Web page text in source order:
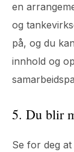
en
og
på, og du
innhold og
5. Du blir
Se for deg